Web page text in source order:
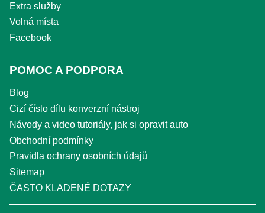
Extra služby
Volná místa
Facebook
POMOC A PODPORA
Blog
Cizí číslo dílu konverzní nástroj
Návody a video tutoriály, jak si opravit auto
Obchodní podmínky
Pravidla ochrany osobních údajů
Sitemap
ČASTO KLADENÉ DOTAZY